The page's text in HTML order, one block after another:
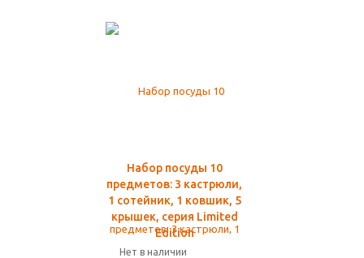
Набор посуды 10
предметов: 3 кастрюли,
1 сотейник, 1 ковшик, 5
крышек, серия Limited
Edition
Нет в наличии